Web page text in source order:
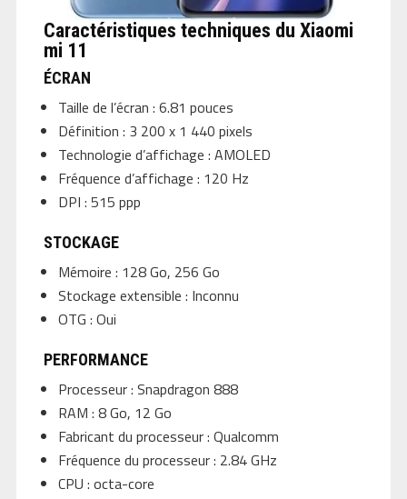
Caractéristiques techniques du Xiaomi
mi 11
ÉCRAN
Taille de l’écran : 6.81 pouces
Définition : 3 200 x 1 440 pixels
Technologie d’affichage : AMOLED
Fréquence d’affichage : 120 Hz
DPI : 515 ppp
STOCKAGE
Mémoire : 128 Go, 256 Go
Stockage extensible : Inconnu
OTG : Oui
PERFORMANCE
Processeur : Snapdragon 888
RAM : 8 Go, 12 Go
Fabricant du processeur : Qualcomm
Fréquence du processeur : 2.84 GHz
CPU : octa-core